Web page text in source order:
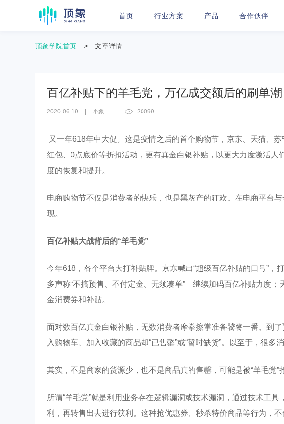
首页 行业方案 产品 合作伙伴
顶象学院首页 > 文章详情
百亿补贴下的羊毛党，万亿成交额后的刷单潮
2020-06-19 小象 20099
又一年618年中大促。这是疫情之后的首个购物节，京东、天猫、
红包、0点底价等折扣活动，更有真金白银补贴，以更大力度激活人
度的恢复和提升。
电商购物节不仅是消费者的快乐，也是黑灰产的狂欢。在电商平台与
现。
百亿补贴大战背后的“羊毛党”
今年618，各个平台大打补贴牌。京东喊出“超级百亿补贴的口号”，
多声称“不搞预售、不付定金、无须凑单”，继续加码百亿补贴力度
金消费券和补贴。
面对数百亿真金白银补贴，无数消费者摩拳擦掌准备饕餮一番。到
入购物车、加入收藏的商品却“已售罄”或“暂时缺货”。以至于，很多
其实，不是商家的货源少，也不是商品真的售罄，可能是被“羊毛党”
所谓“羊毛党”就是利用业务存在逻辑漏洞或技术漏洞，通过技术工
利，再转售出去进行获利。这种抢优惠券、秒杀特价商品等行为，